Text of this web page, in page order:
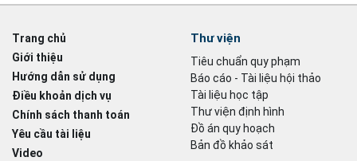
Trang chủ
Giới thiệu
Hướng dẫn sử dụng
Điều khoản dịch vụ
Chính sách thanh toán
Yêu cầu tài liệu
Video
Thư viện
Tiêu chuẩn quy phạm
Báo cáo - Tài liệu hội thảo
Tài liệu học tập
Thư viện định hình
Đồ án quy hoạch
Bản đồ khảo sát